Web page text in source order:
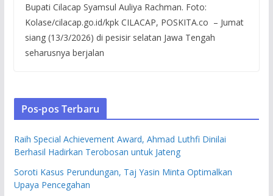
Bupati Cilacap Syamsul Auliya Rachman. Foto:
Kolase/cilacap.go.id/kpk CILACAP, POSKITA.co – Jumat
siang (13/3/2026) di pesisir selatan Jawa Tengah
seharusnya berjalan
Pos-pos Terbaru
Raih Special Achievement Award, Ahmad Luthfi Dinilai
Berhasil Hadirkan Terobosan untuk Jateng
Soroti Kasus Perundungan, Taj Yasin Minta Optimalkan
Upaya Pencegahan